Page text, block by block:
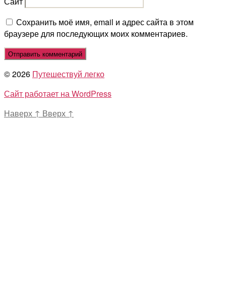
Сохранить моё имя, email и адрес сайта в этом
браузере для последующих моих комментариев.
© 2026 Путешествуй легко
Сайт работает на WordPress
Наверх ↑ Вверх ↑